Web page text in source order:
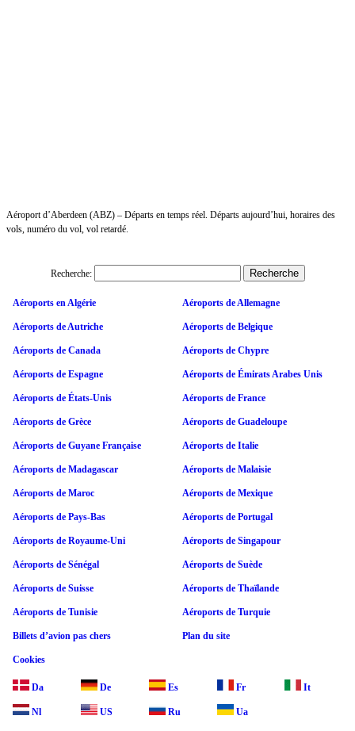
Aéroport d’Aberdeen (ABZ) – Départs en temps réel. Départs aujourd’hui, horaires des
vols, numéro du vol, vol retardé.
Recherche:
Aéroports en Algérie Aéroports de Allemagne
Aéroports de Autriche Aéroports de Belgique
Aéroports de Canada Aéroports de Chypre
Aéroports de Espagne Aéroports de Émirats Arabes Unis
Aéroports de États-Unis Aéroports de France
Aéroports de Grèce Aéroports de Guadeloupe
Aéroports de Guyane Française Aéroports de Italie
Aéroports de Madagascar Aéroports de Malaisie
Aéroports de Maroc Aéroports de Mexique
Aéroports de Pays-Bas Aéroports de Portugal
Aéroports de Royaume-Uni Aéroports de Singapour
Aéroports de Sénégal Aéroports de Suède
Aéroports de Suisse Aéroports de Thaïlande
Aéroports de Tunisie Aéroports de Turquie
Billets d’avion pas chers Plan du site
Cookies
Da De Es Fr It
Nl US Ru Ua